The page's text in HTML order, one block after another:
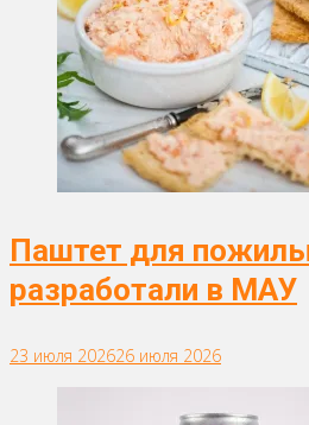
Паштет для
разработали в МАУ
23 июля 202626 июля 2026